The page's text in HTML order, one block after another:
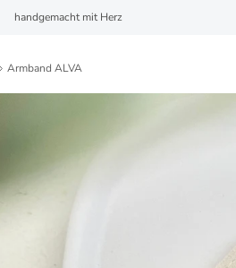
handgemacht mit Herz
Armband ALVA